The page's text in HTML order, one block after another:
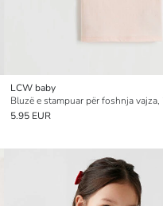
LCW baby
Bluzë e stampuar për foshnja
5.95 EUR